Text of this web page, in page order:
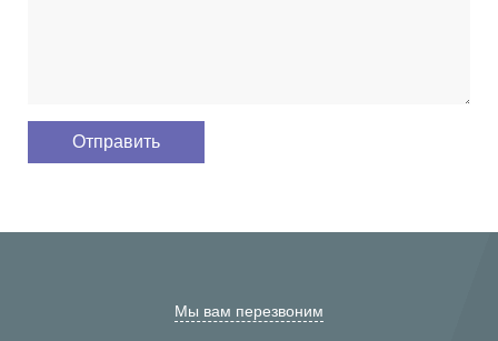
Мы вам перезвоним